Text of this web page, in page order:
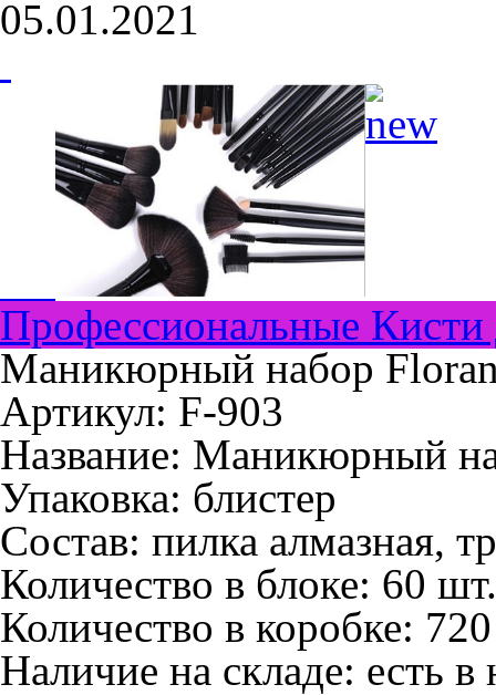
05.01.2021
Профессиональные
Маникюрный набор
Артикул: F-903
Название: Маникюрный
Упаковка: блистер
Состав: пилка алмазная,
Количество в блоке: 60 шт.
Количество в коробке:
Наличие на складе: есть в